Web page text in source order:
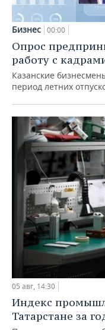
Бизнес 00:00
Опрос
работу с
Казанские
период летних
05 авг, 14:30
Индекс
Татарстане за